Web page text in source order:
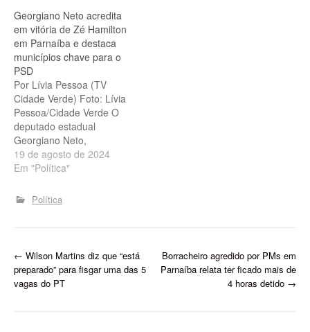
próximo ano. PSD/MDB
querem impor derrota ao
PT para federal e estadual
- Foto:…
Georgiano Neto acredita
em vitória de Zé Hamilton
em Parnaíba e destaca
municípios chave para o
PSD
Por Lívia Pessoa (TV
Cidade Verde) Foto: Lívia
Pessoa/Cidade Verde O
deputado estadual
Georgiano Neto,
atualmente filiado ao MDB,
mas que possui intensa
por meio do PSD, falou
sobre a campanha eleitoral
colégio eleitoral do Piauí.
Na principal…
19 de agosto de 2024
Em "Política"
Política
P
o
← Wilson Martins diz que “está
preparado” para fisgar uma das 5
vagas do PT
Borracheiro agredido por PMs em
Parnaíba relata ter ficado mais de
4 horas detido →